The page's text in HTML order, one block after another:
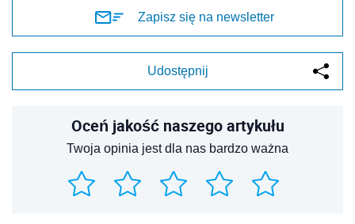
Zapisz się na newsletter
Udostępnij
Oceń jakość naszego artykułu
Twoja opinia jest dla nas bardzo ważna